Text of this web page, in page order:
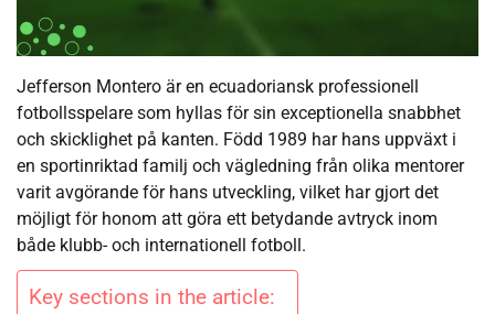
Jefferson Montero är en ecuadoriansk professionell
fotbollsspelare som hyllas för sin exceptionella snabbhet
och skicklighet på kanten. Född 1989 har hans uppväxt i
en sportinriktad familj och vägledning från olika mentorer
varit avgörande för hans utveckling, vilket har gjort det
möjligt för honom att göra ett betydande avtryck inom
både klubb- och internationell fotboll.
Key sections in the article: